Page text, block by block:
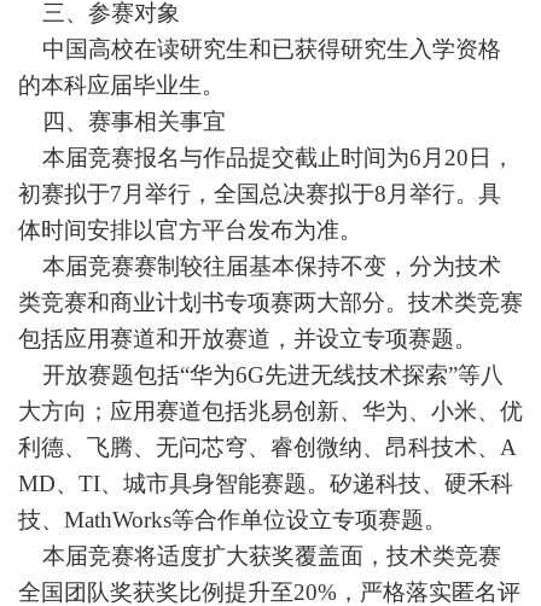
三、参赛对象
中国高校在读研究生和已获得研究生入学资格
的本科应届毕业生。
四、赛事相关事宜
本届竞赛报名与作品提交截止时间为6月20日，
初赛拟于7月举行，全国总决赛拟于8月举行。具
体时间安排以官方平台发布为准。
本届竞赛赛制较往届基本保持不变，分为技术
类竞赛和商业计划书专项赛两大部分。技术类竞赛
包括应用赛道和开放赛道，并设立专项赛题。
开放赛题包括“华为6G先进无线技术探索”等八
大方向；应用赛道包括兆易创新、华为、小米、优
利德、飞腾、无问芯穹、睿创微纳、昂科技术、A
MD、TI、城市具身智能赛题。矽递科技、硬禾科
技、MathWorks等合作单位设立专项赛题。
本届竞赛将适度扩大获奖覆盖面，技术类竞赛
全国团队奖获奖比例提升至20%，严格落实匿名评